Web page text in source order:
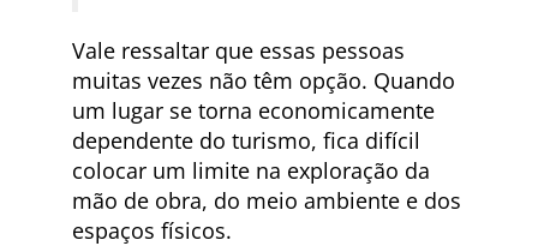
Vale ressaltar que essas pessoas
muitas vezes não têm opção. Quando
um lugar se torna economicamente
dependente do turismo, fica difícil
colocar um limite na exploração da
mão de obra, do meio ambiente e dos
espaços físicos.